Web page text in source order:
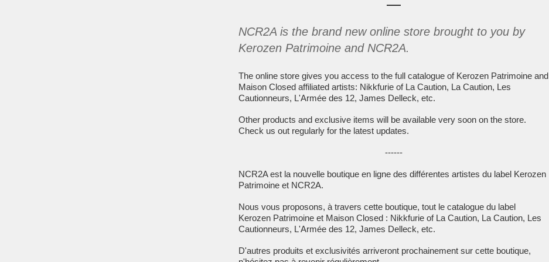
NCR2A is the brand new online store brought to you by
Kerozen Patrimoine and NCR2A.
The online store gives you access to the full catalogue of Kerozen Patrimoine and
Maison Closed affiliated artists: Nikkfurie of La Caution, La Caution, Les
Cautionneurs, L'Armée des 12, James Delleck, etc.
Other products and exclusive items will be available very soon on the store.
Check us out regularly for the latest updates.
------
NCR2A est la nouvelle boutique en ligne des différentes artistes du label Kerozen
Patrimoine et NCR2A.
Nous vous proposons, à travers cette boutique, tout le catalogue du label
Kerozen Patrimoine et Maison Closed : Nikkfurie of La Caution, La Caution, Les
Cautionneurs, L'Armée des 12, James Delleck, etc.
D'autres produits et exclusivités arriveront prochainement sur cette boutique,